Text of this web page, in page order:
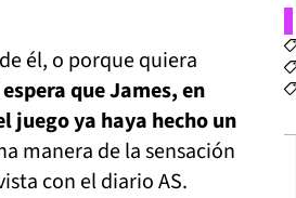
él, o porque quiera
que James, en
ya haya hecho un
manera de la sensación
con el diario AS.